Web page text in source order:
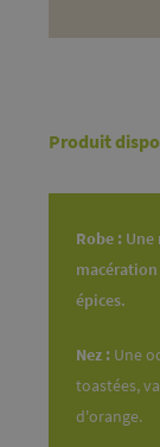
Produit
Robe :Une
épices.
Nez :Une
toastées,
d'orange.